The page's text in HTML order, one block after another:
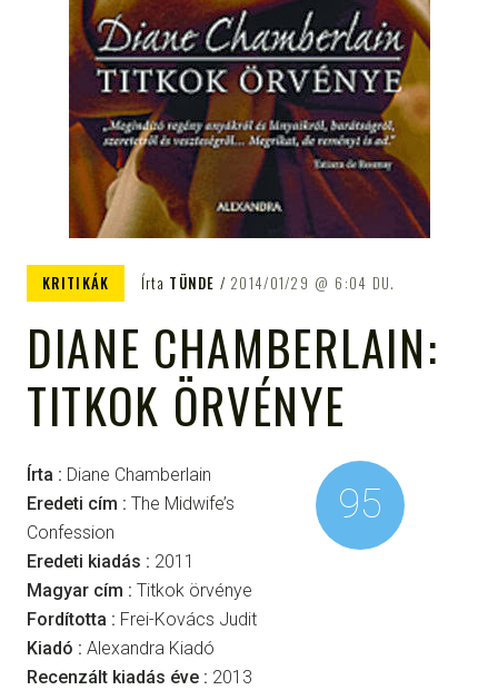
KRITIKÁK Írta TÜNDE 2014/01/29 6:04 DU.
DIANE CHAMBERLAIN:
TITKOK ÖRVÉNYE
Írta : Diane Chamberlain
Eredeti cím : The Midwife’s
Confession
Eredeti kiadás : 2011
Magyar cím : Titkok örvénye
Fordította : Frei-Kovács Judit
Kiadó : Alexandra Kiadó
Recenzált kiadás éve : 2013
95